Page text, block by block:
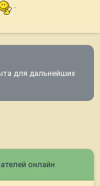
.
для дальнейших
онлайн